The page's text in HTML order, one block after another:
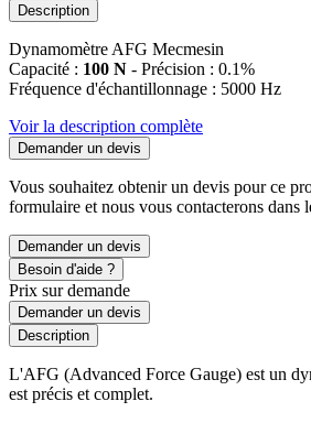
Description
Dynamomètre AFG Mecmesin
Capacité : 100 N - Précision : 0.1%
Fréquence d'échantillonnage : 5000 Hz
Voir la description complète
Demander un devis
Vous souhaitez obtenir un devis pour ce
formulaire et nous vous contacterons dans
Demander un devis
Besoin d'aide ?
Prix sur demande
Demander un devis
Description
L'AFG (Advanced Force Gauge) est un
est précis et complet.